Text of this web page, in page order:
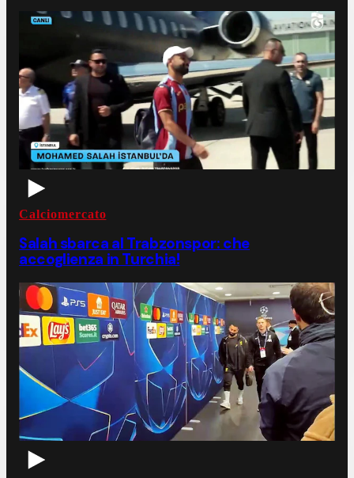
Calciomercato
Salah sbarca al Trabzonspor: che
accoglienza in Turchia!